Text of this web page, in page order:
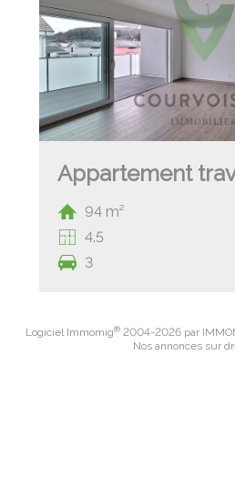
Appartement
94 m²
4.5
3
Logiciel Immomig® 2004-2026 par
Nos annonces sur